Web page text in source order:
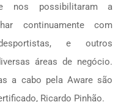
nos possibilitaram a
continuamente com
e outros
áreas de negócio.
a cabo pela Aware são
Ricardo Pinhão.